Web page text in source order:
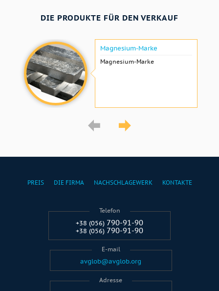
DIE PRODUKTE FÜR DEN VERKAUF
Magnesium-Marke
Magnesium-Marke
PREIS DIE FIRMA NACHSCHLAGEWERK KONTAKTE
Telefon
+38 (056) 790-91-90
+38 (056) 790-91-90
E-mail
avglob@avglob.org
Adresse